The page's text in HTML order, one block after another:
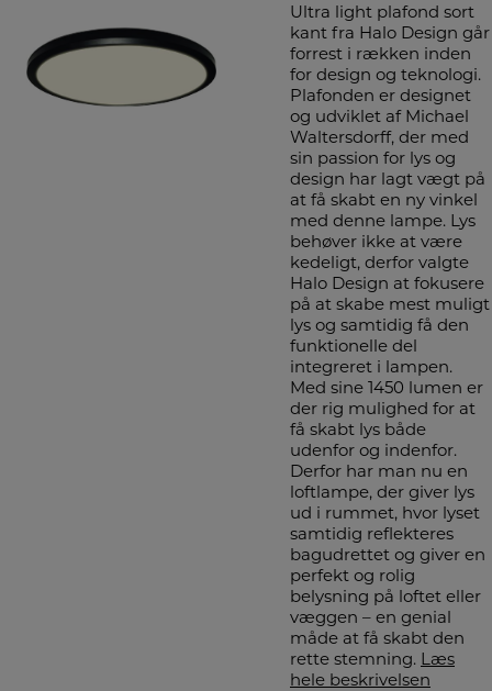
Ultra light plafond sort
kant fra Halo Design går
forrest i rækken inden
for design og teknologi.
Plafonden er designet
og udviklet af Michael
Waltersdorff, der med
sin passion for lys og
design har lagt vægt på
at få skabt en ny vinkel
med denne lampe. Lys
behøver ikke at være
kedeligt, derfor valgte
Halo Design at fokusere
på at skabe mest muligt
lys og samtidig få den
funktionelle del
integreret i lampen.
Med sine 1450 lumen er
der rig mulighed for at
få skabt lys både
udenfor og indenfor.
Derfor har man nu en
loftlampe, der giver lys
ud i rummet, hvor lyset
samtidig reflekteres
bagudrettet og giver en
perfekt og rolig
belysning på loftet eller
væggen – en genial
måde at få skabt den
rette stemning. Læs
hele beskrivelsen